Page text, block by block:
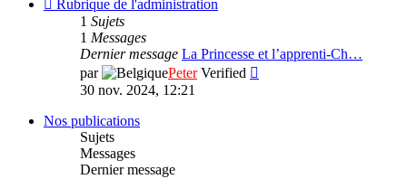
Rubrique
l'administration
Rubrique de l'administration
1 Sujets
1 Messages
Dernier message La Princesse et l’apprenti-Ch…
par
Peter Verified
30 nov. 2024, 12:21
Nos publications
Sujets
Messages
Dernier message